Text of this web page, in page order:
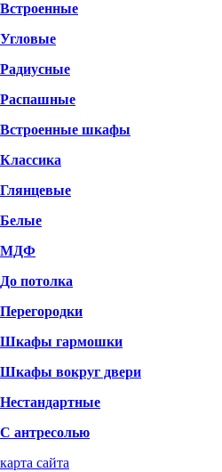
Встроенные
Угловые
Радиусные
Распашные
Встроенные шкафы
Классика
Глянцевые
Белые
МДФ
До потолка
Перегородки
Шкафы гармошки
Шкафы вокруг двери
Нестандартные
С антресолью
карта сайта